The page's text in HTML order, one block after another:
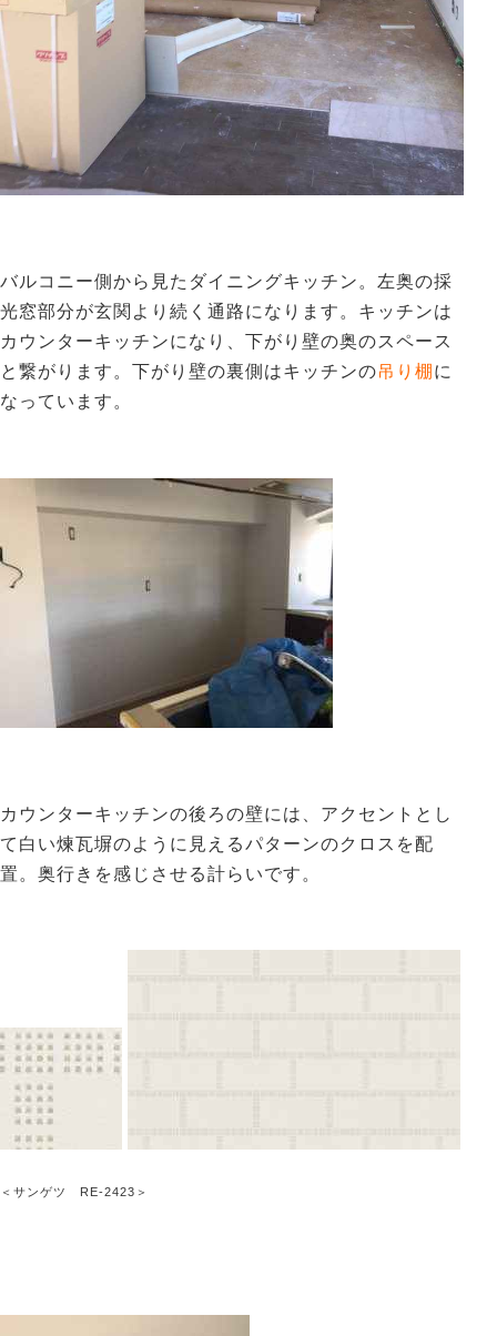
バルコニー側から見たダイニングキッチン。左奥の採
光窓部分が玄関より続く通路になります。キッチンは
カウンターキッチンになり、下がり壁の奥のスペース
と繋がります。下がり壁の裏側はキッチンの吊り棚 に
なっています。
カウンターキッチンの後ろの壁には、アクセントとし
て白い煉瓦塀のように見えるパターンのクロスを配
置。奥行きを感じさせる計らいです。
＜サンゲツ RE-2423＞